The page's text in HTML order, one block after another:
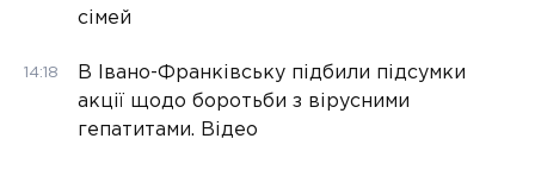
сімей
14:18
В Івано-Франківську підбили підсумки
акції щодо боротьби з вірусними
гепатитами. Відео